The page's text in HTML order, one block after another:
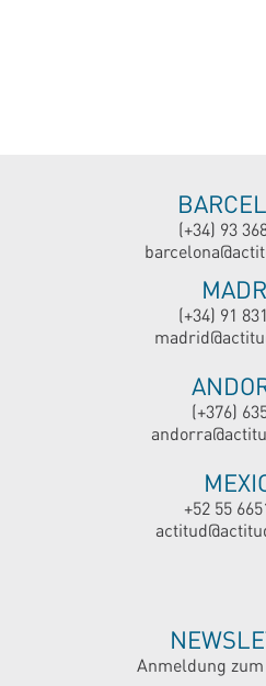
(+34) 93
(+34) 91
(+376)
+52 55
Anmeldung